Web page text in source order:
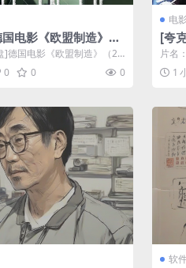
电影《欧盟制造》
]德国电影《欧盟制造》（20
影 类型：剧情 ...
0 0 0
电影
[夸
现
史 /
片名
现》
1
软